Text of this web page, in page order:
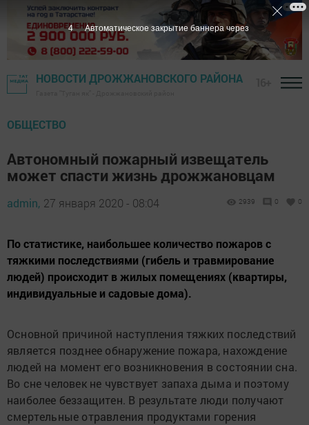
НОВОСТИ ДРОЖЖАНОВСКОГО РАЙОНА
ОБЩЕСТВО
Автономный пожарный извещатель
может спасти жизнь дрожжановцам
admin, 27 января 2020 - 08:04 2939 0 0
По статистике, наибольшее количество пожаров с
тяжкими последствиями (гибель и травмирование
людей) происходит в жилых помещениях (квартиры,
индивидуальные и садовые дома).
Основной причиной наступления тяжких последствий
является позднее обнаружение пожара, нахождение
людей на момент его возникновения в состоянии сна.
Во сне человек не чувствует запаха дыма и поэтому
наиболее беззащитен. В результате люди получают
смертельные отравления продуктами горения
3 Автоматическое закрытие баннера через